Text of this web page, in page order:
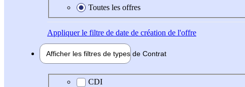
Toutes les offres
Appliquerle filtre de date de création de l'offre
Afficher les filtres de types de Contrat
Type de contrat
CDI